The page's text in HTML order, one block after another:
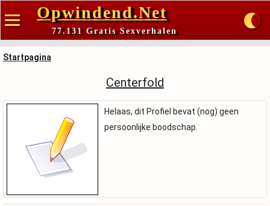
Opwindend.Net
77.131 Gratis Sexverhalen
Startpagina
Centerfold
Helaas, dit Profiel bevat (nog) geen
persoonlijke boodschap.